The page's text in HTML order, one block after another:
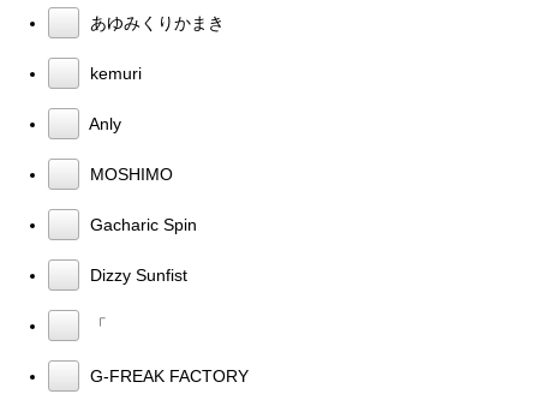
あゆみくりかまき
kemuri
Anly
MOSHIMO
Gacharic Spin
Dizzy Sunfist
「
G-FREAK FACTORY